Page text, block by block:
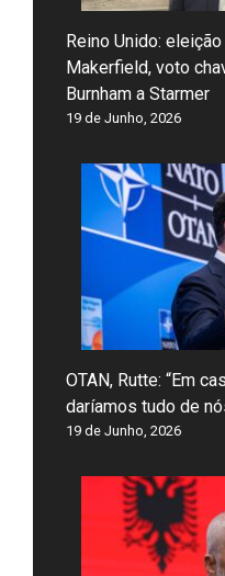
Reino Unido:
Makerfield, voto
Burnham a Starmer
19 de Junho, 2026
OTAN, Rutte: “Em
daríamos tudo de
19 de Junho, 2026